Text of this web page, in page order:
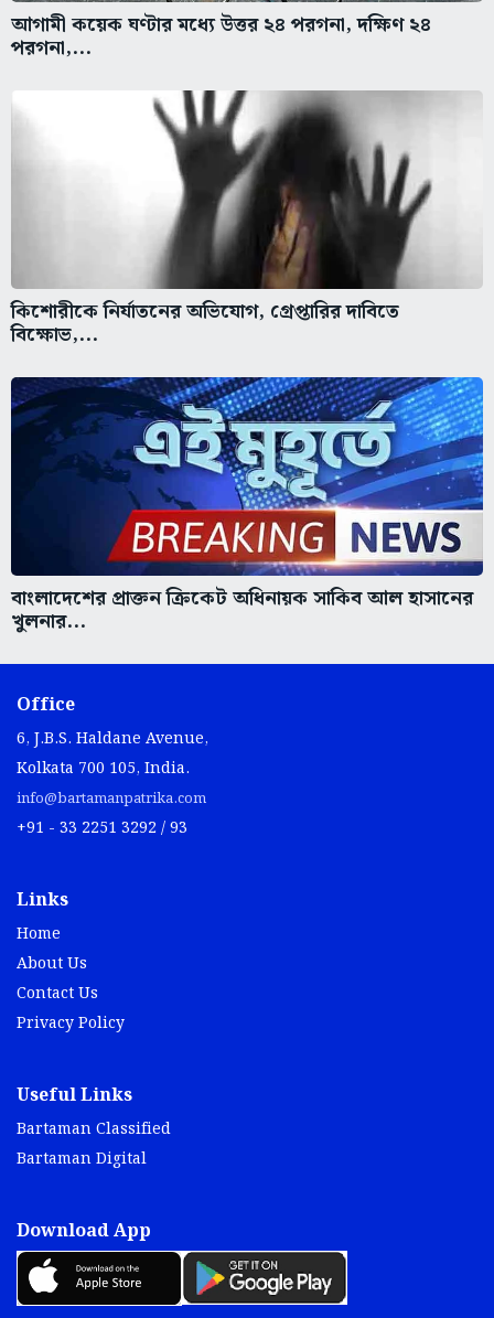
আগামী কয়েক ঘণ্টার মধ্যে উত্তর ২৪ পরগনা, দক্ষিণ ২৪
পরগনা,...
কিশোরীকে নির্যাতনের অভিযোগ, গ্রেপ্তারির দাবিতে
বিক্ষোভ,...
বাংলাদেশের প্রাক্তন ক্রিকেট অধিনায়ক সাকিব আল হাসানের
খুলনার...
Office
6, J.B.S. Haldane Avenue,
Kolkata 700 105, India.
info@bartamanpatrika.com
+91 - 33 2251 3292 / 93
Links
Home
About Us
Contact Us
Privacy Policy
Useful Links
Bartaman Classified
Bartaman Digital
Download App